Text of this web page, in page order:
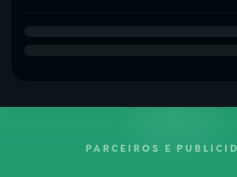
PARCEIROS E